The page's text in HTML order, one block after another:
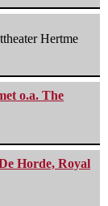
Hertme
o.a. The
Horde, Royal